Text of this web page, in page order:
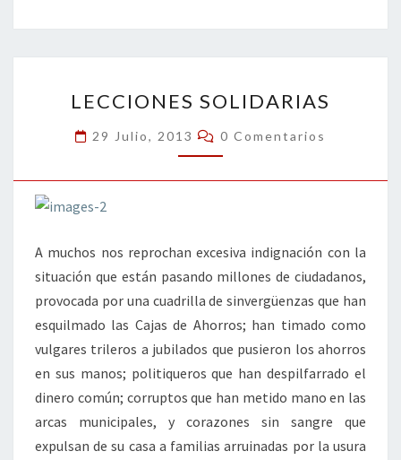
o
o
k
er dI
n
l
p
ar
tir
SOLIDARIAS
LECCIONES SOLIDARIAS
29 Julio, 2013 Comentarios
0 Comentarios
A muchos nos reprochan excesiva indignación con la
situación que están pasando millones de ciudadanos,
provocada por una cuadrilla de sinvergüenzas que han
esquilmado las Cajas de Ahorros; han timado como
vulgares trileros a jubilados que pusieron los ahorros
en sus manos; politiqueros que han despilfarrado el
dinero común; corruptos que han metido mano en las
arcas municipales, y corazones sin sangre que
expulsan de su casa a familias arruinadas por la usura